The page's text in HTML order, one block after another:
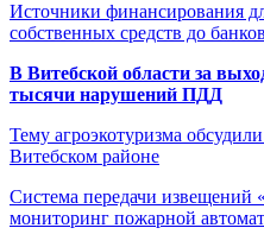
Источники финансирования
собственных средств до
В Витебской области за
тысячи нарушений ПДД
Тему агроэкотуризма
Витебском районе
Система передачи
мониторинг пожарной